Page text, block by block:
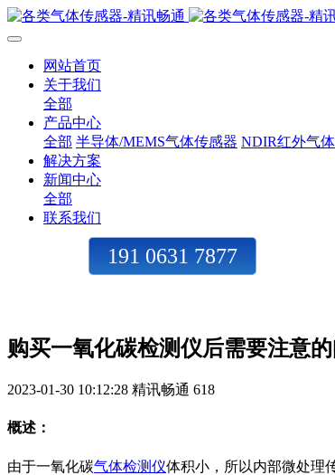
网站首页
关于我们
全部
产品中心
全部 半导体/MEMS气体传感器 NDIR红外气
解决方案
新闻中心
全部
联系我们
191 0631 7877
购买一氧化碳检测仪后需要注意
2023-01-30 10:12:28 精讯畅通 618
概述：
由于一氧化碳气体检测仪体积小，所以内部微处理